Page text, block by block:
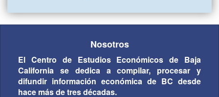
Nosotros
El Centro de Estudios Económicos de Baja
California se dedica a compilar, procesar y
difundir información económica de BC desde
hace más de tres décadas.